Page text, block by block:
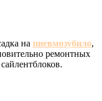
на пневмозубило,
ремонтных